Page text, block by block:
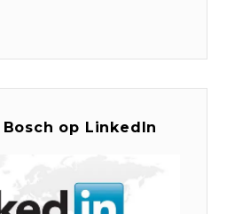
op LinkedIn